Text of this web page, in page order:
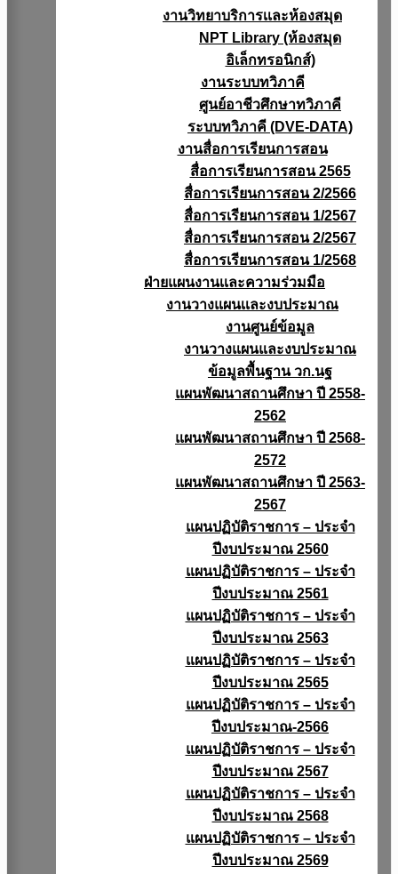
งานวิทยาบริการเเละห้องสมุด
NPT Library (ห้องสมุด
อิเล็กทรอนิกส์)
งานระบบทวิภาคี
ศูนย์อาชีวศึกษาทวิภาคี
ระบบทวิภาคี (DVE-DATA)
งานสื่อการเรียนการสอน
สื่อการเรียนการสอน 2565
สื่อการเรียนการสอน 2/2566
สื่อการเรียนการสอน 1/2567
สื่อการเรียนการสอน 2/2567
สื่อการเรียนการสอน 1/2568
ฝ่ายแผนงานเเละความร่วมมือ
งานวางแผนเเละงบประมาณ
งานศูนย์ข้อมูล
งานวางแผนและงบประมาณ
ข้อมูลพื้นฐาน วก.นฐ
แผนพัฒนาสถานศึกษา ปี 2558-
2562
แผนพัฒนาสถานศึกษา ปี 2568-
2572
แผนพัฒนาสถานศึกษา ปี 2563-
2567
แผนปฏิบัติราชการ – ประจำ
ปีงบประมาณ 2560
แผนปฏิบัติราชการ – ประจำ
ปีงบประมาณ 2561
แผนปฏิบัติราชการ – ประจำ
ปีงบประมาณ 2563
แผนปฏิบัติราชการ – ประจำ
ปีงบประมาณ 2565
แผนปฏิบัติราชการ – ประจำ
ปีงบประมาณ-2566
แผนปฏิบัติราชการ – ประจำ
ปีงบประมาณ 2567
แผนปฏิบัติราชการ – ประจำ
ปีงบประมาณ 2568
แผนปฏิบัติราชการ – ประจำ
ปีงบประมาณ 2569